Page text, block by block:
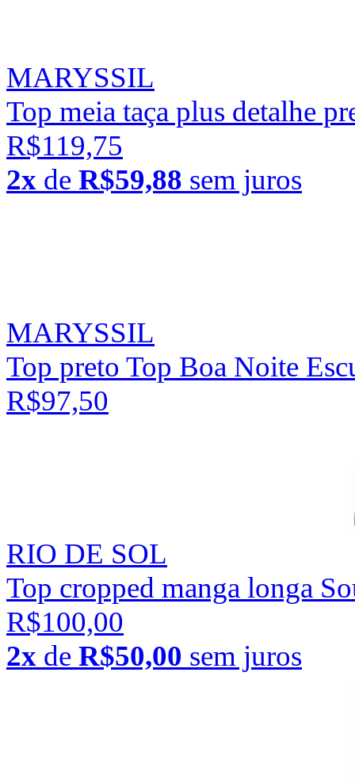
MARYSSIL
Top meia taça plus detalhe
R$119,75
2x de R$59,88 sem juros
MARYSSIL
Top preto Top Boa Noite
R$97,50
RIO DE SOL
Top cropped manga longa
R$100,00
2x de R$50,00 sem juros